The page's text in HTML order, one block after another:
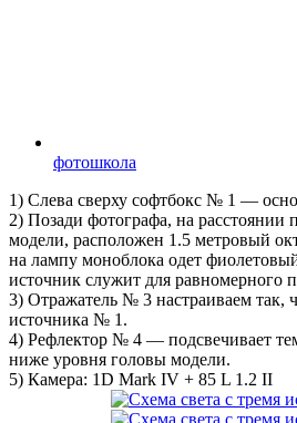
фотошкола
1) Слева сверху софтбокс № 1 —
2) Позади фотографа, на расстоянии
модели, расположен 1.5 метровый
на лампу моноблока одет
источник служит для равномерного
3) Отражатель № 3 настраиваем так,
источника № 1.
4) Рефлектор № 4 — подсвечивает
ниже уровня головы модели.
5) Камера: 1D Mark IV + 85 L 1.2 II